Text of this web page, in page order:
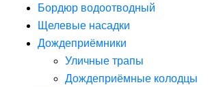
Бордюр водоотводный
Щелевые насадки
Дождеприёмники
Уличные трапы
Дождеприёмные колодцы